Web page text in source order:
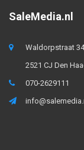
SaleMedia.nl
Waldorpstraat
2521 CJ Den
070-2629111